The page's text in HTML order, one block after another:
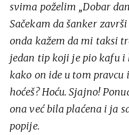
svima poželim „Dobar
Sačekam da šanker
onda kažem da mi taksi
jedan tip koji je pio kafu i
kako on ide u tom pravcu
hoćeš? Hoću. Sjajno!
ona već bila plaćena i ja
popije.